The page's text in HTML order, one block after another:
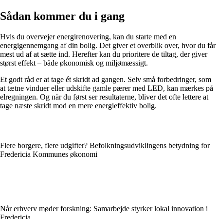
Sådan kommer du i gang
Hvis du overvejer energirenovering, kan du starte med en
energigennemgang af din bolig. Det giver et overblik over, hvor du får
mest ud af at sætte ind. Herefter kan du prioritere de tiltag, der giver
størst effekt – både økonomisk og miljømæssigt.
Et godt råd er at tage ét skridt ad gangen. Selv små forbedringer, som
at tætne vinduer eller udskifte gamle pærer med LED, kan mærkes på
elregningen. Og når du først ser resultaterne, bliver det ofte lettere at
tage næste skridt mod en mere energieffektiv bolig.
Flere borgere, flere udgifter? Befolkningsudviklingens betydning for
Fredericia Kommunes økonomi
Når erhverv møder forskning: Samarbejde styrker lokal innovation i
Fredericia